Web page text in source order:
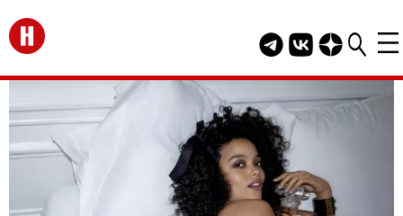
Перейти на главную
Telegram канал
Группа HELLO
Канал